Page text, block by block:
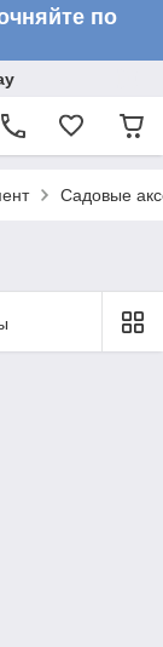
по
Садовые